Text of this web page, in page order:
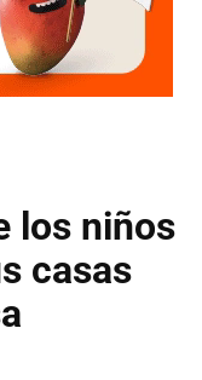
los niños
casas